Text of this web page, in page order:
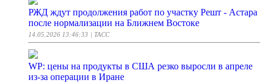
РЖД ждут продолжения работ по участку Решт - Астара
после нормализации на Ближнем Востоке
14.05.2026 13:46:33 | ТАСС
WP: цены на продукты в США резко выросли в апреле
из-за операции в Иране